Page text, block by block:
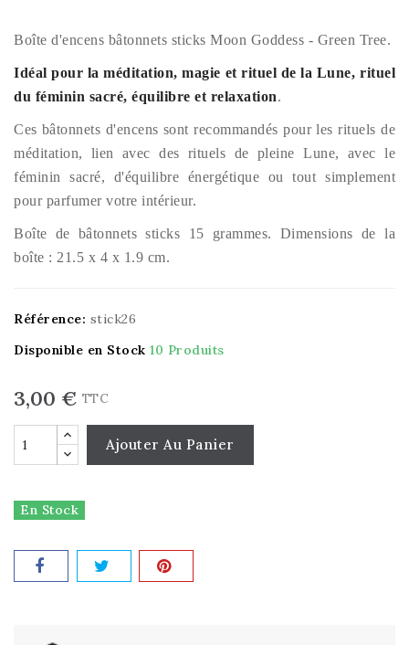
Boîte d'encens bâtonnets sticks Moon Goddess - Green Tree.
Idéal pour la méditation, magie et rituel de la Lune, rituel
du féminin sacré, équilibre et relaxation.
Ces bâtonnets d'encens sont recommandés pour les rituels de
méditation, lien avec des rituels de pleine Lune, avec le
féminin sacré, d'équilibre énergétique ou tout simplement
pour parfumer votre intérieur.
Boîte de bâtonnets sticks 15 grammes. Dimensions de la
boîte : 21.5 x 4 x 1.9 cm.
Référence: stick26
Disponible en Stock 10 Produits
3,00 € TTC
Ajouter Au Panier
En Stock